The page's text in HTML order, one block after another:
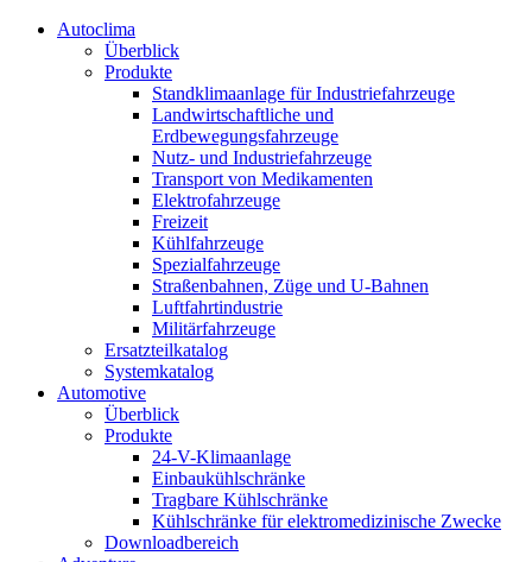
Autoclima
Überblick
Produkte
Standklimaanlage für Industriefahrzeuge
Landwirtschaftliche und
Erdbewegungsfahrzeuge
Nutz- und Industriefahrzeuge
Transport von Medikamenten
Elektrofahrzeuge
Freizeit
Kühlfahrzeuge
Spezialfahrzeuge
Straßenbahnen, Züge und U-Bahnen
Luftfahrtindustrie
Militärfahrzeuge
Ersatzteilkatalog
Systemkatalog
Automotive
Überblick
Produkte
24-V-Klimaanlage
Einbaukühlschränke
Tragbare Kühlschränke
Kühlschränke für elektromedizinische Zwecke
Downloadbereich